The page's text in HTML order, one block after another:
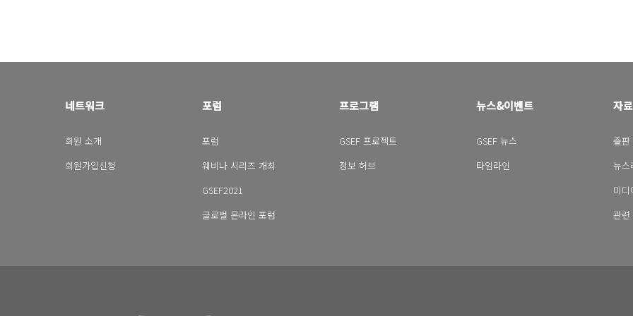
네트워크
회원 소개
회원가입신청
포럼
포럼
웨비나 시리즈 개최
GSEF2021
글로벌 온라인 포럼
프로그램
GSEF 프로젝트
정보 허브
뉴스&이벤트
GSEF 뉴스
타임라인
자
출판
뉴스
미디
관련